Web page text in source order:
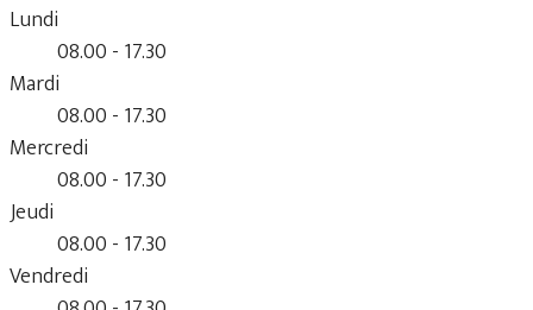
Lundi
08.00 - 17.30
Mardi
08.00 - 17.30
Mercredi
08.00 - 17.30
Jeudi
08.00 - 17.30
Vendredi